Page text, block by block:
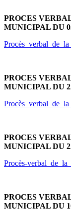
PROCES
MUNICIPAL DU
PROCES
MUNICIPAL DU
PROCES
MUNICIPAL DU
Procès-
PROCES
MUNICIPAL DU